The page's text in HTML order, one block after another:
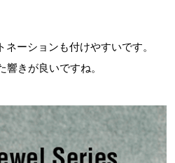
ーションも付けやすいです。
きが良いですね。